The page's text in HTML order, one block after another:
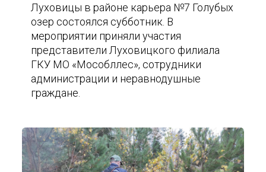
Луховицы в районе карьера №7 Голубых
озер состоялся субботник. В
мероприятии приняли участия
представители Луховицкого филиала
ГКУ МО «Мособллес», сотрудники
администрации и неравнодушные
граждане.